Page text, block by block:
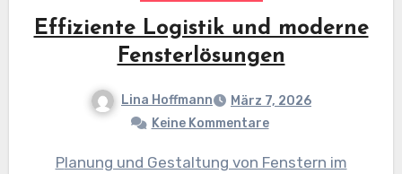
Effiziente Logistik und moderne
Fensterlösungen
Lina Hoffmann
März 7, 2026
Keine Kommentare
Planung und Gestaltung von Fenstern im